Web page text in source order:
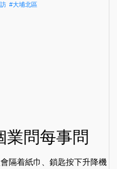
#大埔北區
業問每事問
隔着紙巾、鎖匙按下升降機